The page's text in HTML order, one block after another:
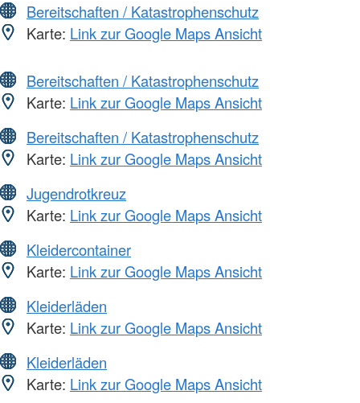
Bereitschaften / Katastrophenschutz
Karte: Link zur Google Maps Ansicht
Bereitschaften / Katastrophenschutz
Karte: Link zur Google Maps Ansicht
Bereitschaften / Katastrophenschutz
Karte: Link zur Google Maps Ansicht
Jugendrotkreuz
Karte: Link zur Google Maps Ansicht
Kleidercontainer
Karte: Link zur Google Maps Ansicht
Kleiderläden
Karte: Link zur Google Maps Ansicht
Kleiderläden
Karte: Link zur Google Maps Ansicht